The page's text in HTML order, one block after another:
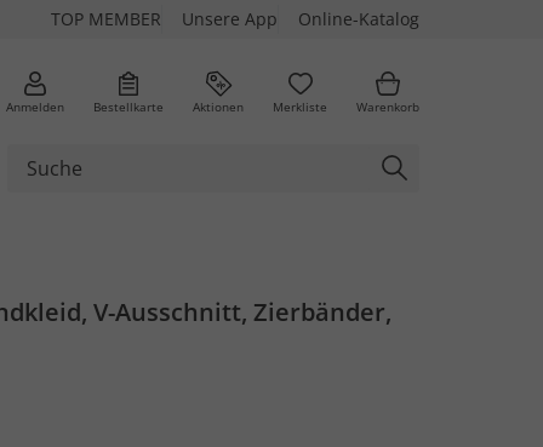
TOP MEMBER Unsere App Online-Katalog
Anmelden Bestellkarte Aktionen Merkliste Warenkorb
V-Ausschnitt, Zierbänder,